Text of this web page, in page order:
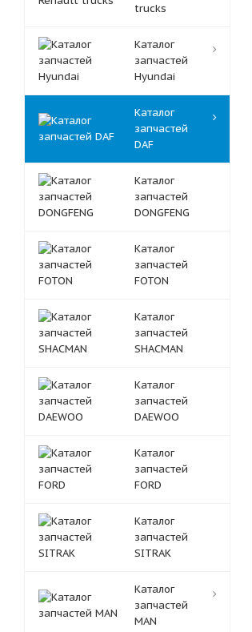
trucks
Каталог
запчастей
Hyundai
Каталог
запчастей
DAF
Каталог
запчастей
DONGFENG
Каталог
запчастей
FOTON
Каталог
запчастей
SHACMAN
Каталог
запчастей
DAEWOO
Каталог
запчастей
FORD
Каталог
запчастей
SITRAK
Каталог
запчастей
MAN